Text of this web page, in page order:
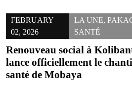
FEBRUARY
02, 2026
LA UNE,
SANTÉ
Renouveau social à
lance officiellement le
santé de Mobaya